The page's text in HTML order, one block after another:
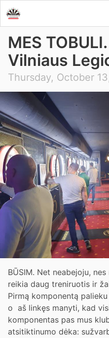
MES
Vilniaus
Thursday, October
BŪSIM. Net neabejoju,
reikia daug treniruotis ir
Pirmą komponentą
o aš linkęs manyti, kad
komponentas pas mus
atsitiktinumo dėka: